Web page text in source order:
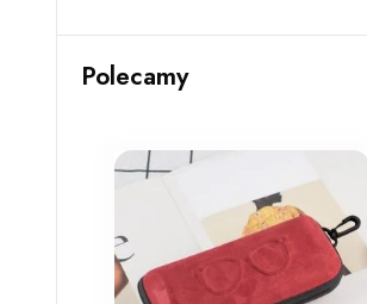
Polecamy